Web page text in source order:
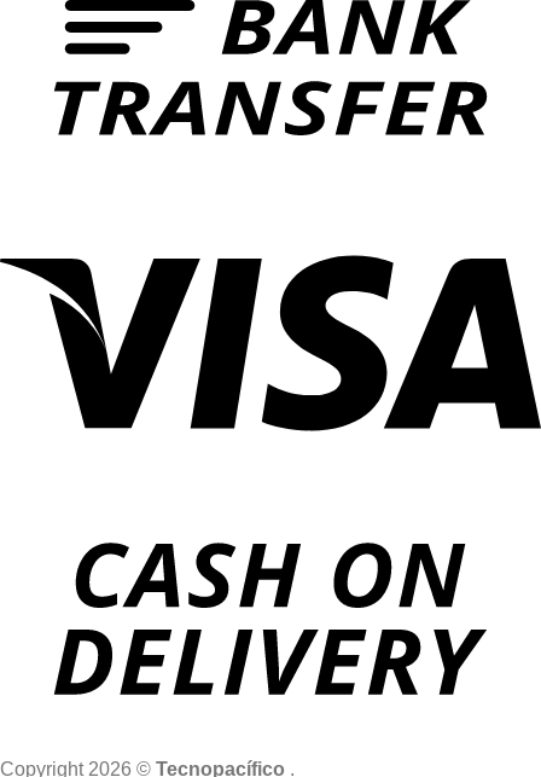
Copyright 2026 © Tecnopacífico .